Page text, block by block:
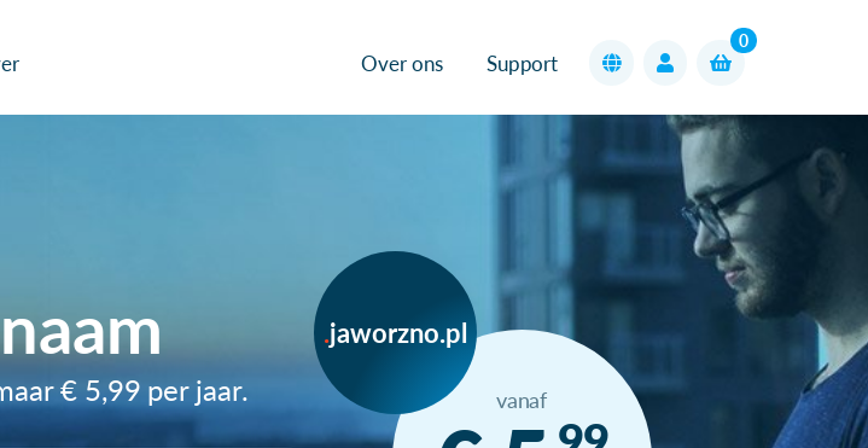
Over ons Support
0
€ 5,99 per jaar.
jaworzno.pl
vanaf